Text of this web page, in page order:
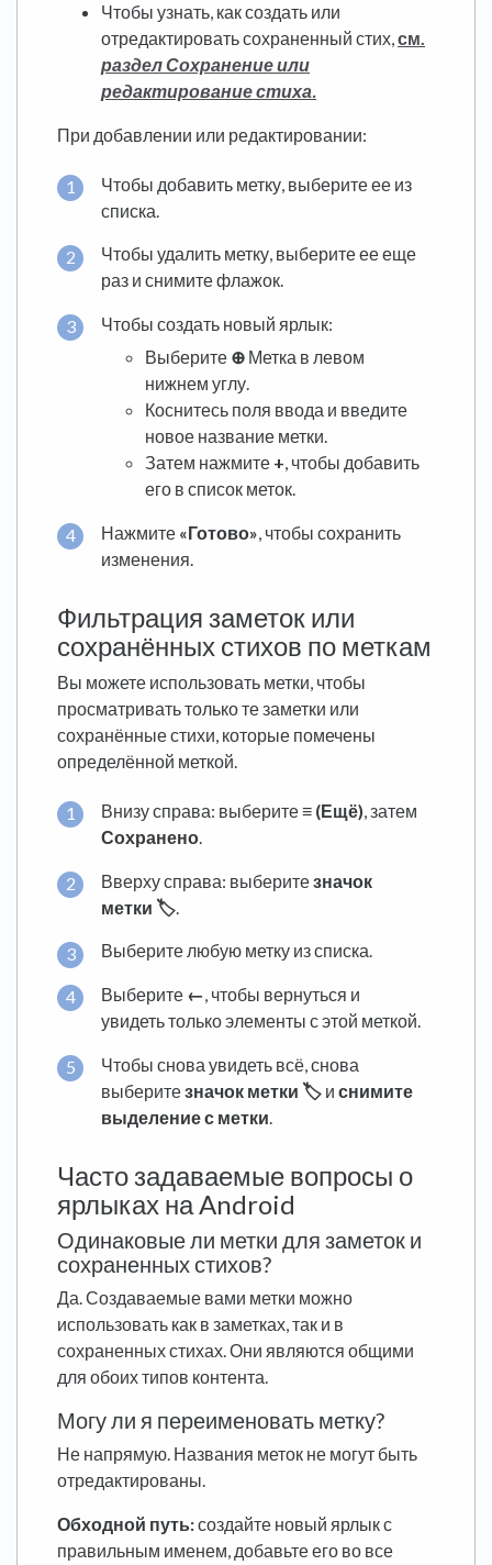
Чтобы узнать, как создать или
отредактировать сохраненный стих,см.
раздел Сохранение или
редактирование стиха.
При добавлении или редактировании:
Чтобы добавить метку, выберите ее из
списка.
Чтобы удалить метку, выберите ее еще
раз и снимите флажок.
Чтобы создать новый ярлык:
Выберите ⊕ Метка в левом
нижнем углу.
Коснитесь поля ввода и введите
новое название метки.
Затем нажмите +, чтобы добавить
его в список меток.
Нажмите «Готово» , чтобы сохранить
изменения.
Фильтрация заметок или
сохранённых стихов по меткам
Вы можете использовать метки, чтобы
просматривать только те заметки или
сохранённые стихи, которые помечены
определённой меткой.
Внизу справа: выберите≡ (Ещё), затем
Сохранено.
Вверху справа: выберитезначок
метки 🏷️.
Выберите любую метку из списка.
Выберите ←, чтобы вернуться и
увидеть только элементы с этой меткой.
Чтобы снова увидеть всё, снова
выберитезначок метки 🏷️ и снимите
выделение с метки
Часто задаваемые вопросы о
ярлыках на Android
Одинаковые ли метки для заметок и
сохраненных стихов?
Да. Создаваемые вами метки можно
использовать как в заметках, так и в
сохраненных стихах. Они являются общими
для обоих типов контента.
Могу ли я переименовать метку?
Не напрямую. Названия меток не могут быть
отредактированы.
Обходной путь:создайте новый ярлык с
правильным именем, добавьте его во все